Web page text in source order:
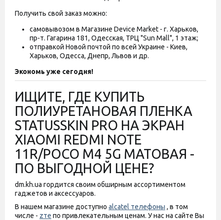
Получить свой заказ можно:
самовывозом в Магазине Device Market - г. Харьков,
пр-т. Гагарина 181, Одесская, ТРЦ "Sun Mall", 1 этаж;
отправкой Новой почтой по всей Украине - Киев,
Харьков, Одесса, Днепр, Львов и др.
Экономь уже сегодня!
ИЩИТЕ, ГДЕ КУПИТЬ
ПОЛИУРЕТАНОВАЯ ПЛЕНКА
STATUSSKIN PRO НА ЭКРАН
XIAOMI REDMI NOTE
11R/POCO M4 5G МАТОВАЯ -
ПО ВЫГОДНОЙ ЦЕНЕ?
dm.kh.ua гордится своим обширным ассортиментом
гаджетов и аксессуаров.
В нашем магазине доступно alcatel телефоны , в том
числе - zте по привлекательным ценам. У нас на сайте Вы